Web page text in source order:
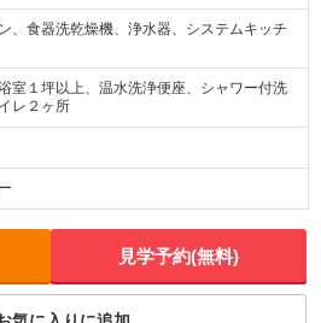
、食器洗乾燥機、浄水器、システムキッチ
室１坪以上、温水洗浄便座、シャワー付洗
レ２ヶ所
見学予約(無料)